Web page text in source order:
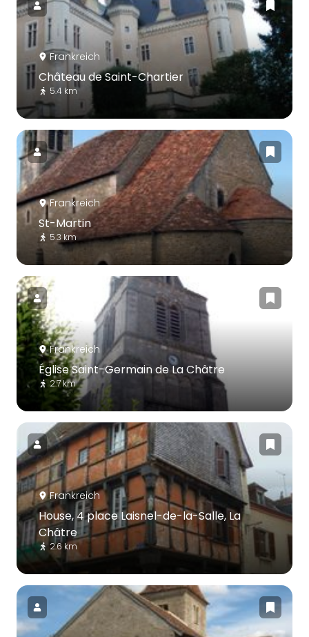
Frankreich
Château de Saint-Chartier
5.4 km
Frankreich
St-Martin
5.3 km
Frankreich
Église Saint-Germain de La Châtre
2.7 km
Frankreich
House, 4 place Laisnel-de-la-Salle, La
Châtre
2.6 km